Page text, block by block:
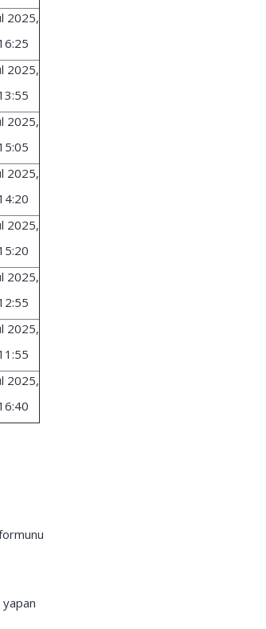
2025,
2025,
2025,
2025,
2025,
2025,
2025,
2025,
yapan